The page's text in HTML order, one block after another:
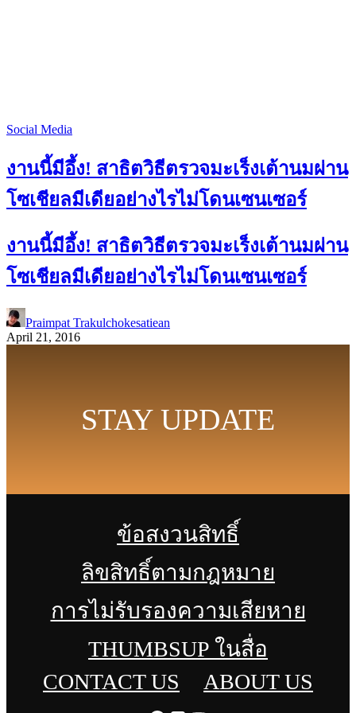
Social Media
งานนี้มีอึ้ง! สาธิตวิธีตรวจมะเร็งเต้านมผ่าน
โซเชียลมีเดียอย่างไรไม่โดนเซนเซอร์
งานนี้มีอึ้ง! สาธิตวิธีตรวจมะเร็งเต้านมผ่าน
โซเชียลมีเดียอย่างไรไม่โดนเซนเซอร์
Praimpat Trakulchokesatiean
April 21, 2016
STAY UPDATE
ข้อสงวนสิทธิ์
ลิขสิทธิ์ตามกฎหมาย
การไม่รับรองความเสียหาย
THUMBSUP ในสื่อ
CONTACT US
ABOUT US